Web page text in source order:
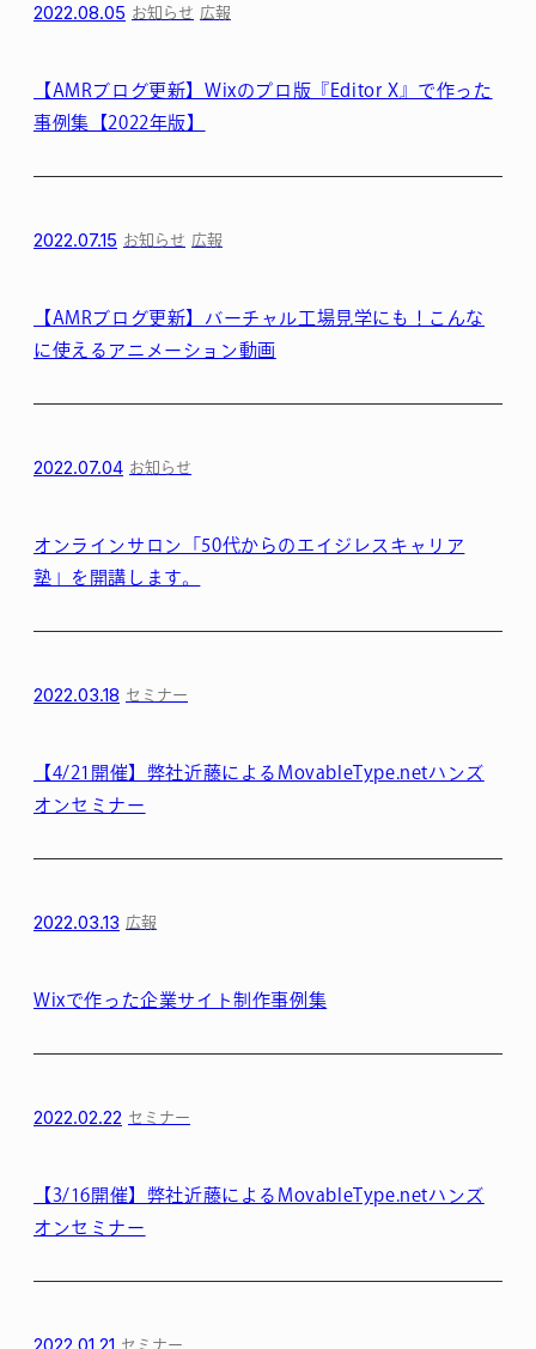
2022.08.05 お知らせ 広報
【AMRブログ更新】Wixのプロ版『Editor X』で作った
事例集【2022年版】
2022.07.15 お知らせ 広報
【AMRブログ更新】バーチャル工場見学にも！こんな
に使えるアニメーション動画
2022.07.04 お知らせ
オンラインサロン「50代からのエイジレスキャリア
塾」を開講します。
2022.03.18 セミナー
【4/21開催】弊社近藤によるMovableType.netハンズ
オンセミナー
2022.03.13 広報
Wixで作った企業サイト制作事例集
2022.02.22 セミナー
【3/16開催】弊社近藤によるMovableType.netハンズ
オンセミナー
セミナー